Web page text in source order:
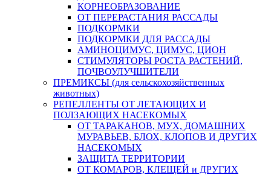
КОРНЕОБРАЗОВАНИЕ
ОТ ПЕРЕРАСТАНИЯ РАССАДЫ
ПОДКОРМКИ
ПОДКОРМКИ ДЛЯ РАССАДЫ
АМИНОЦИМУС, ЦИМУС, ЦИОН
СТИМУЛЯТОРЫ РОСТА РАСТЕНИЙ,
ПОЧВОУЛУЧШИТЕЛИ
ПРЕМИКСЫ (для сельскохозяйственных
животных)
РЕПЕЛЛЕНТЫ ОТ ЛЕТАЮЩИХ И
ПОЛЗАЮЩИХ НАСЕКОМЫХ
ОТ ТАРАКАНОВ, МУХ, ДОМАШНИХ
МУРАВЬЕВ, БЛОХ, КЛОПОВ И ДРУГИХ
НАСЕКОМЫХ
ЗАЩИТА ТЕРРИТОРИИ
ОТ КОМАРОВ, КЛЕЩЕЙ и ДРУГИХ